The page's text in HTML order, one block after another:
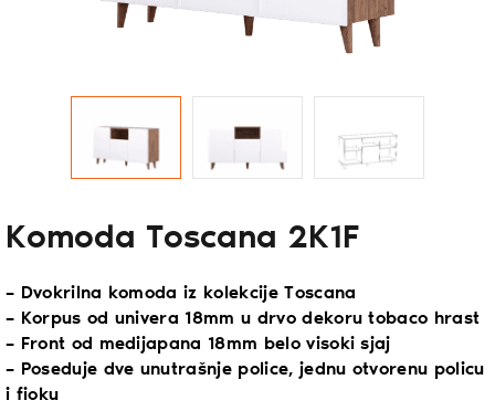
Komoda Toscana 2K1F
– Dvokrilna komoda iz kolekcije Toscana
– Korpus od univera 18mm u drvo dekoru tobaco hrast
– Front od medijapana 18mm belo visoki sjaj
– Poseduje dve unutrašnje police, jednu otvorenu policu
i fioku